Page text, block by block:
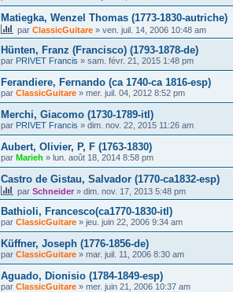
Matiegka, Wenzel Thomas (1773-1830-autriche)
par ClassicGuitare » ven. juil. 14, 2006 10:48 am
Hünten, Franz (Francisco) (1793-1878-de)
par PRIVET Francis » sam. févr. 21, 2015 1:48 pm
Ferandiere, Fernando (ca 1740-ca 1816-esp)
par ClassicGuitare » mer. juil. 04, 2012 8:52 pm
Merchi, Giacomo (1730-1789-itl)
par PRIVET Francis » dim. nov. 22, 2015 11:26 am
Aubert, Olivier, P, F (1763-1830)
par Marieh » lun. août 18, 2014 8:58 pm
Castro de Gistau, Salvador (1770-ca1832-esp)
par Schneider » dim. nov. 17, 2013 5:48 pm
Bathioli, Francesco(ca1770-1830-itl)
par ClassicGuitare » jeu. juin 22, 2006 9:34 am
Küffner, Joseph (1776-1856-de)
par ClassicGuitare » mar. juil. 11, 2006 8:30 am
Aguado, Dionisio (1784-1849-esp)
par ClassicGuitare » mer. juin 21, 2006 10:37 am